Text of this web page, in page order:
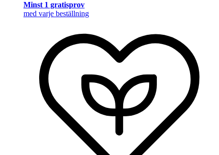
Minst 1 gratisprov
med varje beställning